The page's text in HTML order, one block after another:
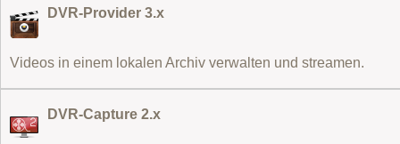
DVR-Provider 3.x
Videos in einem lokalen Archiv verwalten und streamen.
DVR-Capture 2.x